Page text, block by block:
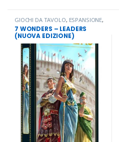
GIOCHI DA TAVOLO, ESPANSIONE,
ESPANSIONE,ESPANSIONE,
ESPANSIONE
7 WONDERS – LEADERS
(NUOVA EDIZIONE)